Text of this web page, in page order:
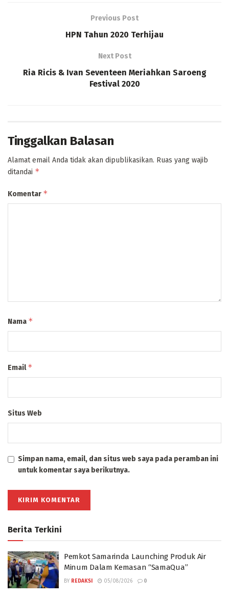
Previous Post
HPN Tahun 2020 Terhijau
Next Post
Ria Ricis & Ivan Seventeen Meriahkan Saroeng
Festival 2020
Tinggalkan Balasan
Alamat email Anda tidak akan dipublikasikan. Ruas yang wajib
ditandai *
Komentar *
Nama *
Email*
Situs Web
Simpan nama, email, dan situs web saya pada peramban ini
untuk komentar saya berikutnya.
Berita Terkini
Pemkot Samarinda Launching Produk Air
Minum Dalam Kemasan “SamaQua”
BY REDAKSI 05/08/2026 0